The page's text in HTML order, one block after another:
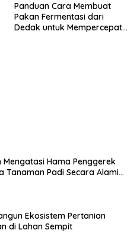
Panduan Cara Membuat
Pakan Fermentasi dari
Dedak untuk Mempercepat
Mengatasi Hama Penggerek
Tanaman Padi Secara Alami
Ekosistem Pertanian
di Lahan Sempit